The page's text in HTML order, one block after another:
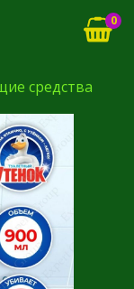
0
средства